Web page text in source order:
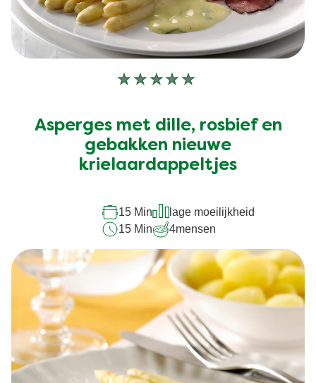
Geen
voor
deze
Asperges met dille, rosbief en
gebakken nieuwe
krielaardappeltjes
15 Min
lage moeilijkheid
15 Min
4mensen